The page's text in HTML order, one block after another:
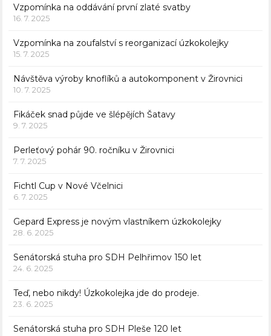
Vzpomínka na oddávání první zlaté svatby
16. 7. 2025
Vzpomínka na zoufalství s reorganizací úzkokolejky
15. 7. 2025
Návštěva výroby knoflíků a autokomponent v Žirovnici
10. 7. 2025
Fikáček snad půjde ve šlépějích Šatavy
9. 7. 2025
Perleťový pohár 90. ročníku v Žirovnici
7. 7. 2025
Fichtl Cup v Nové Včelnici
6. 7. 2025
Gepard Express je novým vlastníkem úzkokolejky
28. 6. 2025
Senátorská stuha pro SDH Pelhřimov 150 let
24. 6. 2025
Teď, nebo nikdy! Úzkokolejka jde do prodeje.
23. 6. 2025
Senátorská stuha pro SDH Pleše 120 let